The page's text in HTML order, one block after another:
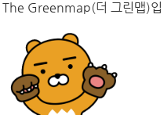
The Greenmap(더 그린맵)입